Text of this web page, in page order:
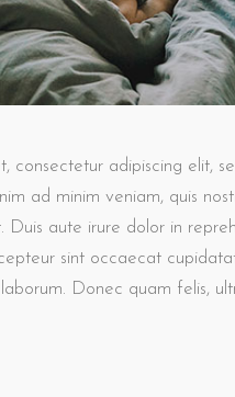
consectetur adipiscing elit,
ad minim veniam, quis
Duis aute irure dolor in
sint occaecat
Donec quam felis,